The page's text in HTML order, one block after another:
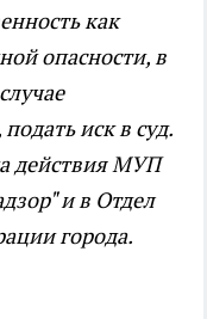
как
опасности, в
иск в суд.
действия МУП
и в Отдел
города.